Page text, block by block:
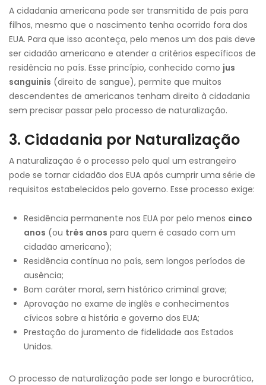
A cidadania americana pode ser transmitida de pais para
filhos, mesmo que o nascimento tenha ocorrido fora dos
EUA. Para que isso aconteça, pelo menos um dos pais deve
ser cidadão americano e atender a critérios específicos de
residência no país. Esse princípio, conhecido como jus
sanguinis (direito de sangue), permite que muitos
descendentes de americanos tenham direito à cidadania
sem precisar passar pelo processo de naturalização.
3. Cidadania por Naturalização
A naturalização é o processo pelo qual um estrangeiro
pode se tornar cidadão dos EUA após cumprir uma série de
requisitos estabelecidos pelo governo. Esse processo exige:
Residência permanente nos EUA por pelo menos cinco
anos (ou três anos para quem é casado com um
cidadão americano);
Residência contínua no país, sem longos períodos de
ausência;
Bom caráter moral, sem histórico criminal grave;
Aprovação no exame de inglês e conhecimentos
cívicos sobre a história e governo dos EUA;
Prestação do juramento de fidelidade aos Estados
Unidos.
O processo de naturalização pode ser longo e burocrático,